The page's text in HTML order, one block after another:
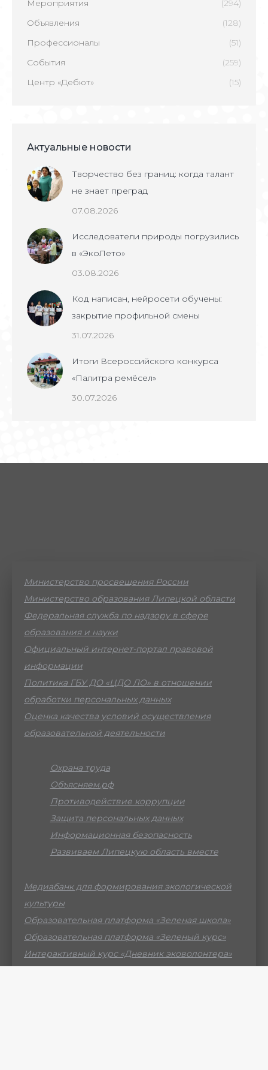
Мероприятия
(294)
Объявления
(128)
Профессионалы
(51)
События
(259)
Центр «Дебют»
(15)
Актуальные новости
Творчество без границ: когда талант
не знает преград
07.08.2026
Исследователи природы погрузились
в «ЭкоЛето»
03.08.2026
Код написан, нейросети обучены:
закрытие профильной смены
31.07.2026
Итоги Всероссийского конкурса
«Палитра ремёсел»
30.07.2026
Министерство просвещения России
Министерство образования Липецкой области
Федеральная служба по надзору в сфере
образования и науки
Официальный интернет-портал правовой
информации
Политика ГБУ ДО «ЦДО ЛО» в отношении
обработки персональных данных
Оценка качества условий осуществления
образовательной деятельности
Охрана труда
Объясняем.рф
Противодействие коррупции
Защита персональных данных
Информационная безопасность
Развиваем Липецкую область вместе
Медиабанк для формирования экологической
культуры
Образовательная платформа «Зеленая школа»
Образовательная платформа «Зеленый курс»
Интерактивный курс «Дневник эковолонтера»